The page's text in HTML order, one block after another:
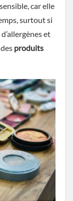
car elle
surtout si
et
produits